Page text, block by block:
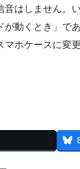
音はしません。
が動くとき」で
マホケースに変